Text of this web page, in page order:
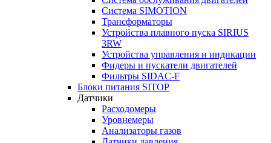
Система SIMOTION
Трансформаторы
Устройства плавного пуска SIRIUS
3RW
Устройства управления и индикации
Фидеры и пускатели двигателей
Фильтры SIDAC-F
Блоки питания SITOP
Датчики
Расходомеры
Уровнемеры
Анализаторы газов